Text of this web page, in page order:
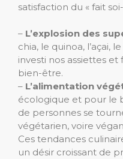
satisfaction du « fait
– L’explosion des
chia, le quinoa, l’açai,
investi nos assiettes
bien-être.
– L’alimentation
écologique et pour le
de personnes se
végétarien, voire
Ces tendances
un désir croissant de